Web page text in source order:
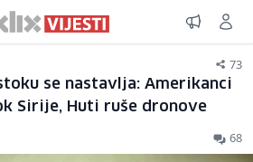
73
se nastavlja: Amerikanci
Sirije, Huti ruše dronove
68